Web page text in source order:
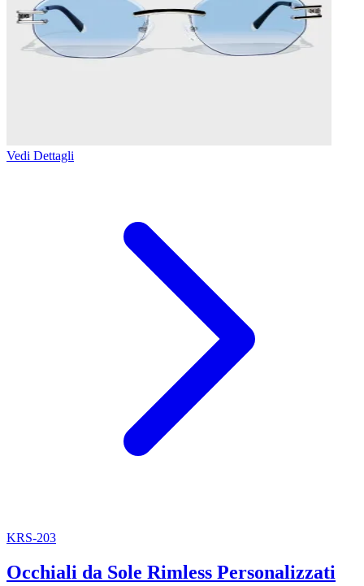
Vedi Dettagli
KRS-203
Occhiali da Sole Rimless Personalizzati